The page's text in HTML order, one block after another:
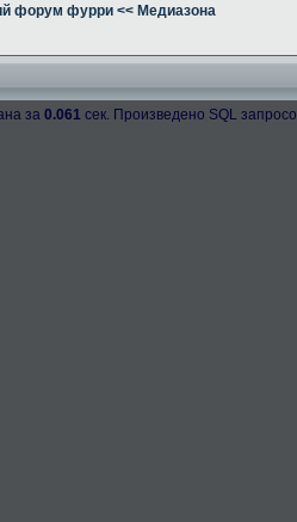
форум фурри << Медиазона
за 0.061 сек. Произведено SQL